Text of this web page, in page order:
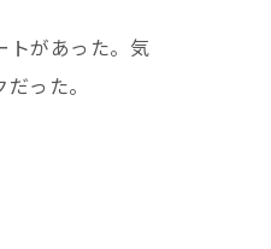
トがあった。気
った。